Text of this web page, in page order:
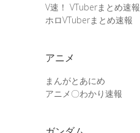
V速！ VTuberまとめ速報
ホロVTuberまとめ速報
アニメ
まんがとあにめ
アニメ〇わかり速報